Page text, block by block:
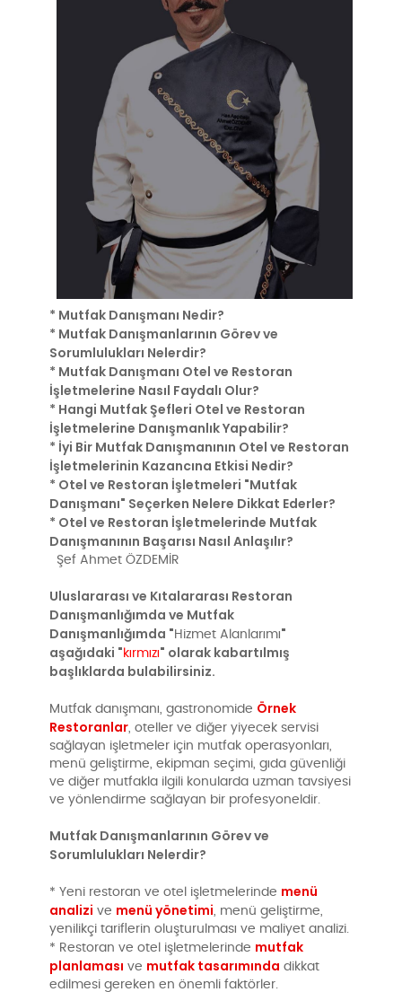
* Mutfak Danışmanı Nedir?
* Mutfak Danışmanlarının Görev ve
Sorumlulukları Nelerdir?
* Mutfak Danışmanı Otel ve Restoran
İşletmelerine Nasıl Faydalı Olur?
* Hangi Mutfak Şefleri Otel ve Restoran
İşletmelerine Danışmanlık Yapabilir?
* İyi Bir Mutfak Danışmanının Otel ve Restoran
İşletmelerinin Kazancına Etkisi Nedir?
* Otel ve Restoran İşletmeleri "Mutfak
Danışmanı" Seçerken Nelere Dikkat Ederler?
* Otel ve Restoran İşletmelerinde Mutfak
Danışmanının Başarısı Nasıl Anlaşılır?
Şef Ahmet ÖZDEMİR
Uluslararası ve Kıtalararası Restoran
Danışmanlığımda ve Mutfak
Danışmanlığımda " Hizmet Alanlarımı"
aşağıdaki " kırmızı" olarak kabartılmış
başlıklarda bulabilirsiniz.
Mutfak danışmanı, gastronomide Örnek
Restoranlar , oteller ve diğer yiyecek servisi
sağlayan işletmeler için mutfak operasyonları,
menü geliştirme, ekipman seçimi, gıda güvenliği
ve diğer mutfakla ilgili konularda uzman tavsiyesi
ve yönlendirme sağlayan bir profesyoneldir.
Mutfak Danışmanlarının Görev ve
Sorumlulukları Nelerdir?
* Yeni restoran ve otel işletmelerinde menü
analizi ve menü yönetimi , menü geliştirme,
yenilikçi tariflerin oluşturulması ve maliyet analizi.
* Restoran ve otel işletmelerinde mutfak
planlaması ve mutfak tasarımında dikkat
edilmesi gereken en önemli faktörler.